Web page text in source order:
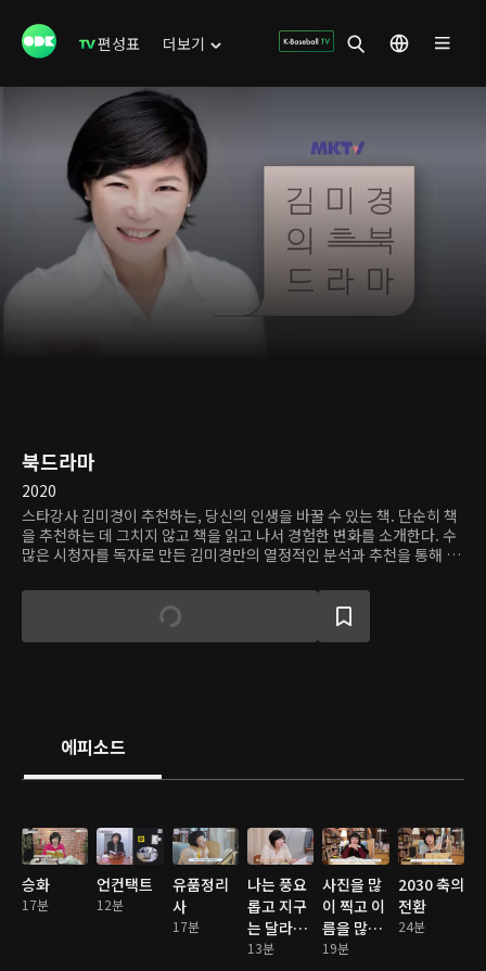
편성표 더보기
북드라마
2020
스타강사 김미경이 추천하는, 당신의 인생을 바꿀 수 있는 책. 단순히 책
을 추천하는 데 그치지 않고 책을 읽고 나서 경험한 변화를 소개한다. 수
많은 시청자를 독자로 만든 김미경만의 열정적인 분석과 추천을 통해 좋
에피소드
승화
17분
언컨택트
12분
유품정리
사
17분
나는 풍요
롭고 지구
는 달라졌
다
13분
사진을 많
이 찍고 이
름을 많이
불러줘
19분
2030 축의
전환
24분